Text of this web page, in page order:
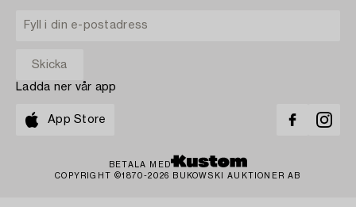
Ladda ner vår app
App Store
BETALA MED
COPYRIGHT ©1870-2026 BUKOWSKI AUKTIONER AB